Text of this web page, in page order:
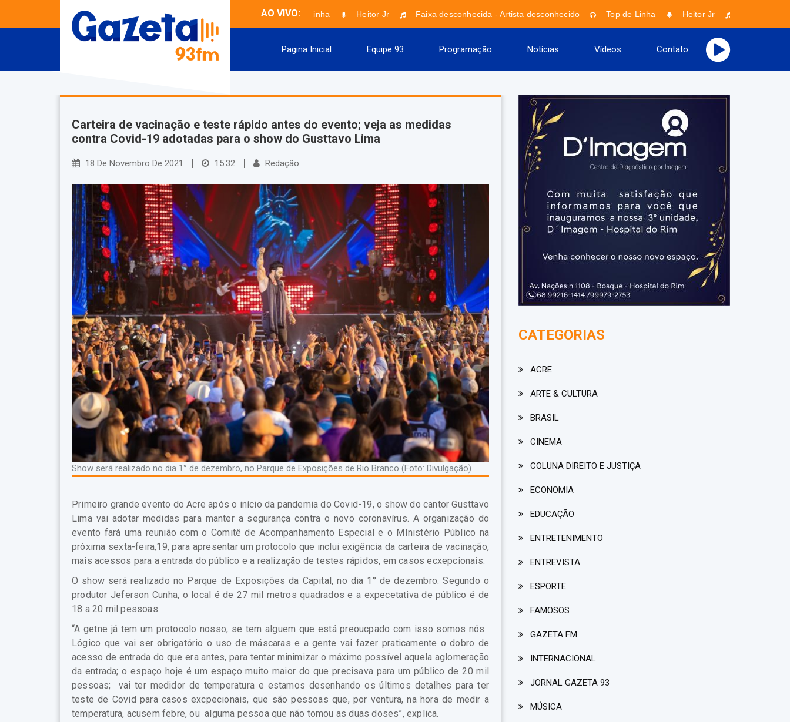
AO VIVO:
Top de Linha Heitor Jr Faixa desconhecida - Artista desconhecido Top de Linha Heitor Jr
Pagina Inicial Equipe 93 Programação Notícias Vídeos Contato
Carteira de vacinação e teste rápido antes do evento; veja as medidas
contra Covid-19 adotadas para o show do Gusttavo Lima
18 De Novembro De 2021 15:32 Redação
Show será realizado no dia 1° de dezembro, no Parque de Exposições de Rio Branco (Foto: Divulgação)
Primeiro grande evento do Acre após o início da pandemia do Covid-19, o show do cantor Gusttavo
Lima vai adotar medidas para manter a segurança contra o novo coronavírus. A organização do
evento fará uma reunião com o Comitê de Acompanhamento Especial e o MInistério Público na
próxima sexta-feira,19, para apresentar um protocolo que inclui exigência da carteira de vacinação,
mais acessos para a entrada do público e a realização de testes rápidos, em casos ecxepcionais.
O show será realizado no Parque de Exposições da Capital, no dia 1° de dezembro. Segundo o
produtor Jeferson Cunha, o local é de 27 mil metros quadrados e a expecetativa de público é de
18 a 20 mil pessoas.
“A getne já tem um protocolo nosso, se tem alguem que está preoucpado com isso somos nós.
Lógico que vai ser obrigatório o uso de máscaras e a gente vai fazer praticamente o dobro de
acesso de entrada do que era antes, para tentar minimizar o máximo possível aquela aglomeração
da entrada; o espaço hoje é um espaço muito maior do que precisava para um público de 20 mil
pessoas; vai ter medidor de temperatura e estamos desenhando os últimos detalhes para ter
teste de Covid para casos excpecionais, que são pessoas que, por ventura, na hora de medir a
temperatura, acusem febre, ou alguma pessoa que não tomou as duas doses”, explica.
CATEGORIAS
ACRE
ARTE & CULTURA
BRASIL
CINEMA
COLUNA DIREITO E JUSTIÇA
ECONOMIA
EDUCAÇÃO
ENTRETENIMENTO
ENTREVISTA
ESPORTE
FAMOSOS
GAZETA FM
INTERNACIONAL
JORNAL GAZETA 93
MÚSICA